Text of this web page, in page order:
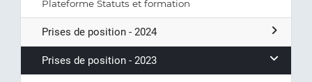
Plateforme Statuts et formation
Prises de position - 2024
Prises de position - 2023